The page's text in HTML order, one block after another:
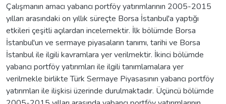
Çalışmanın amacı yabancı portföy yatırımlarının 2005-2015
yılları arasındaki on yıllık süreçte Borsa İstanbul'a yaptığı
etkileri çeşitli açılardan incelemektir. İlk bölümde Borsa
İstanbul'un ve sermaye piyasaların tanımı, tarihi ve Borsa
İstanbul ile ilgili kavramlara yer verilmektir. İkinci bölümde
yabancı portföy yatırımları ile ilgili tanımlamalara yer
verilmekle birlikte Türk Sermaye Piyasasının yabancı portföy
yatırımları ile ilişkisi üzerinde durulmaktadır. Üçüncü bölümde